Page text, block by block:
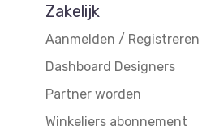
Zakelijk
Aanmelden / Registreren
Dashboard Designers
Partner worden
Winkeliers abonnement